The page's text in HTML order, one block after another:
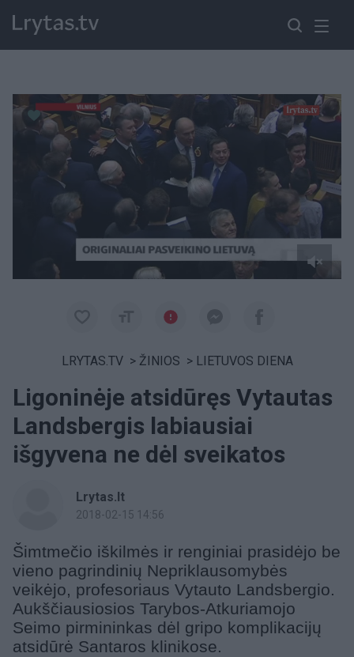
Paremkite Ukrainą
LRYTAS.TV > ŽINIOS > LIETUVOS DIENA
Ligoninėje atsidūręs Vytautas
Landsbergis labiausiai
išgyvena ne dėl sveikatos
Lrytas.lt
2018-02-15 14:56
Šimtmečio iškilmės ir renginiai prasidėjo be
vieno pagrindinių Nepriklausomybės
veikėjo, profesoriaus Vytauto Landsbergio.
Aukščiausiosios Tarybos-Atkuriamojo
Seimo pirmininkas dėl gripo komplikacijų
atsidūrė Santaros klinikose.